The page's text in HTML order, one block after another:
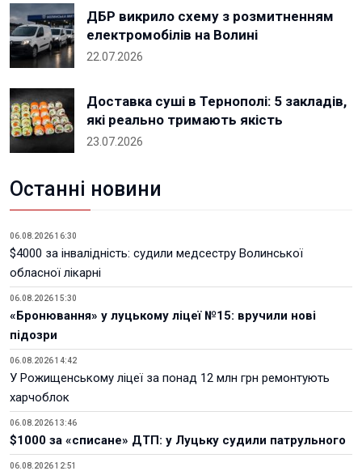
ДБР викрило схему з розмитненням
електромобілів на Волині
22.07.2026
Доставка суші в Тернополі: 5 закладів,
які реально тримають якість
23.07.2026
Останні новини
06.08.2026 16:30
$4000 за інвалідність: судили медсестру Волинської
обласної лікарні
06.08.2026 15:30
«Бронювання» у луцькому ліцеї №15: вручили нові
підозри
06.08.2026 14:42
У Рожищенському ліцеї за понад 12 млн грн ремонтують
харчоблок
06.08.2026 13:46
$1000 за «списане» ДТП: у Луцьку судили патрульного
06.08.2026 12:51